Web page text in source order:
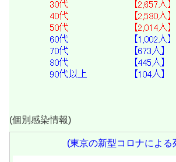
(個別感染情報)
(東京の新型コロナによる